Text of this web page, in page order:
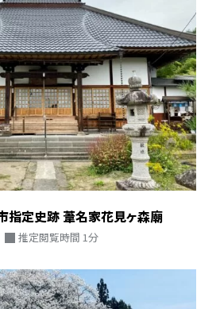
指定史跡 葦名家花見ヶ森廟
推定閲覧時間 1分